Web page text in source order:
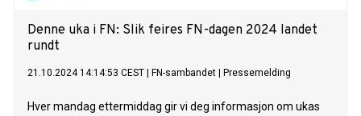
Denne uka i FN: Slik feires FN-dagen 2024 landet
rundt
21.10.2024 14:14:53 CEST FN-sambandet Pressemelding
Hver mandag ettermiddag gir vi deg informasjon om ukas